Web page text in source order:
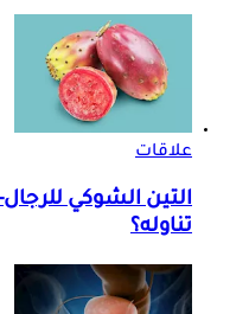
علاقات
التين الشوكي
تناوله؟